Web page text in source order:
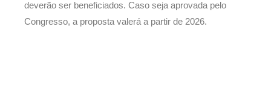
deverão ser beneficiados. Caso seja aprovada pelo
Congresso, a proposta valerá a partir de 2026.